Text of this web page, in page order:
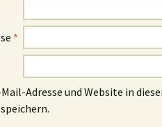
*
Adresse und Website in